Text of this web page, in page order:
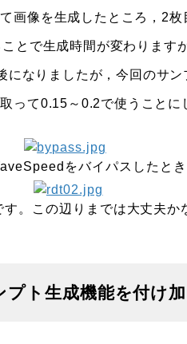
画像を生成したところ，2
とで生成時間が変わります
になりましたが，今回のサ
って0.15～0.2で使うことに
をバイパスしたとき
。この辺りまでは大丈夫か
ト生成機能を付け